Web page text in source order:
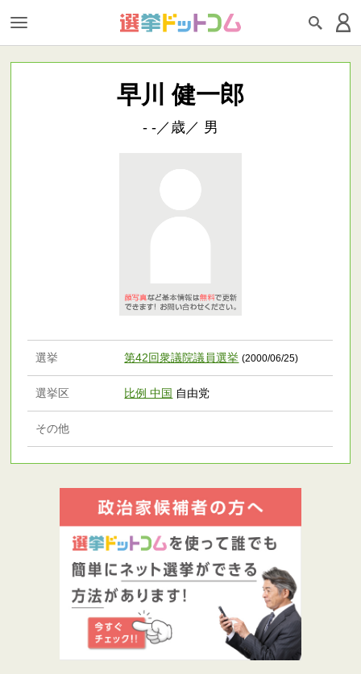
早川 健一郎
- -／歳／ 男
選挙 第42回衆議院議員選挙 (2000/06/25)
選挙区 比例 中国 自由党
その他